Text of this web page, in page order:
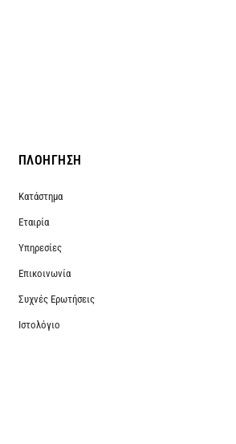
ΠΛΟΗΓΗΣΗ
Κατάστημα
Εταιρία
Υπηρεσίες
Επικοινωνία
Συχνές Ερωτήσεις
Ιστολόγιο